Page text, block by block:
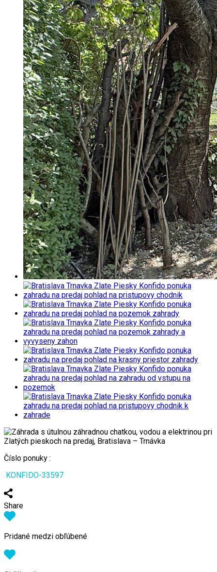
Číslo ponuky :
KONFIDO-33597
Share
Pridané medzi obľúbené